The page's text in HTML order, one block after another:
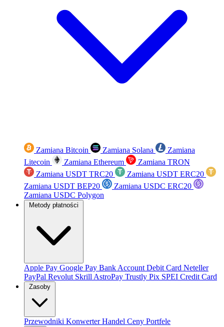
Zamiana Bitcoin Zamiana Solana
Zamiana
Litecoin
Zamiana Ethereum
Zamiana TRON
Zamiana USDT TRC20
Zamiana USDT ERC20
Zamiana USDT BEP20
Zamiana USDC ERC20
Zamiana USDC Polygon
Metody płatności
Apple Pay Google Pay Bank Account Debit Card Neteller
PayPal Revolut Skrill AstroPay Trustly Pix SPEI Credit Card
Zasoby
Przewodniki KonwerterHandel Ceny Portfele